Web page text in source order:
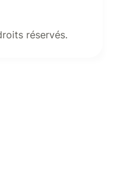
réservés.